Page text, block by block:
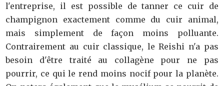
l'entreprise, il est possible de tanner ce cuir de
champignon exactement comme du cuir animal,
mais simplement de façon moins polluante.
Contrairement au cuir classique, le Reishi n'a pas
besoin d'être traité au collagène pour ne pas
pourrir, ce qui le rend moins nocif pour la planète.